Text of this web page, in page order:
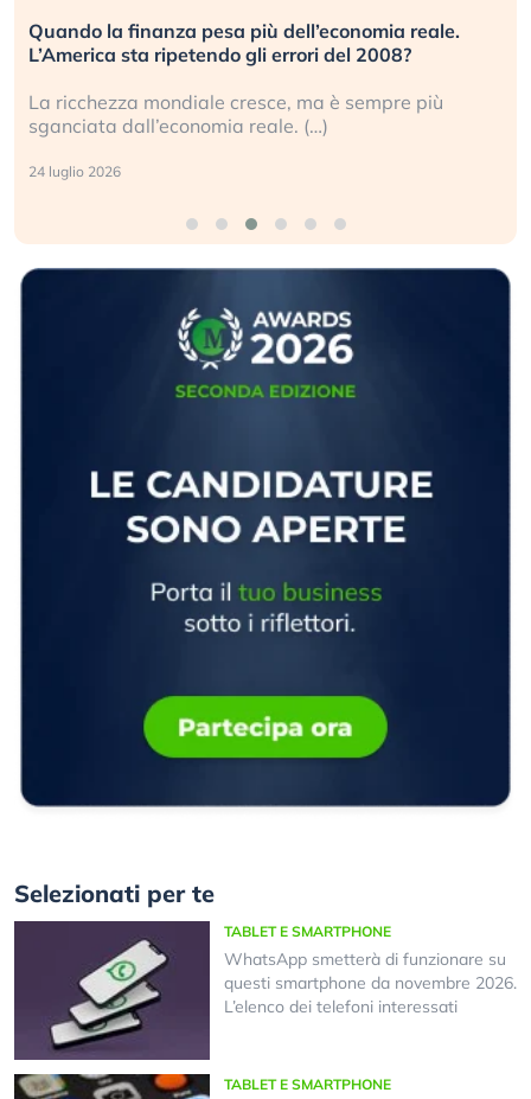
Quando la finanza pesa più dell’economia reale.
L’America sta ripetendo gli errori del 2008?
La ricchezza mondiale cresce, ma è sempre più
sganciata dall’economia reale. (…)
24 luglio 2026
Selezionati per te
TABLET E SMARTPHONE
WhatsApp smetterà di funzionare su
questi smartphone da novembre 2026.
L’elenco dei telefoni interessati
TABLET E SMARTPHONE